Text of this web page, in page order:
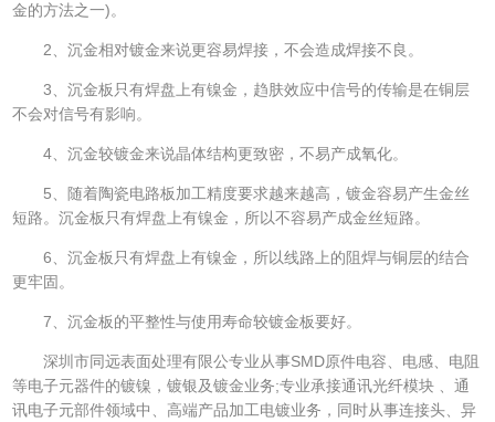
金的方法之一)。
2、沉金相对镀金来说更容易焊接，不会造成焊接不良。
3、沉金板只有焊盘上有镍金，趋肤效应中信号的传输是在铜层
不会对信号有影响。
4、沉金较镀金来说晶体结构更致密，不易产成氧化。
5、随着陶瓷电路板加工精度要求越来越高，镀金容易产生金丝
短路。沉金板只有焊盘上有镍金，所以不容易产成金丝短路。
6、沉金板只有焊盘上有镍金，所以线路上的阻焊与铜层的结合
更牢固。
7、沉金板的平整性与使用寿命较镀金板要好。
深圳市同远表面处理有限公专业从事SMD原件电容、电感、电阻
等电子元器件的镀镍，镀银及镀金业务;专业承接通讯光纤模块 、通
讯电子元部件领域中、高端产品加工电镀业务，同时从事连接头、异